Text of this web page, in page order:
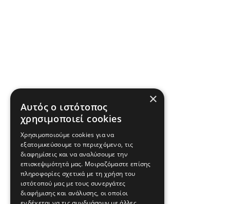
×
Αυτός ο ιστότοπος
χρησιμοποιεί cookies
Χρησιμοποιούμε cookies για να
εξατομικεύσουμε το περιεχόμενο, τις
διαφημίσεις και να αναλύσουμε την
επισκεψιμότητά μας. Μοιραζόμαστε επίσης
πληροφορίες σχετικά με τη χρήση του
ιστότοπού μας με τους συνεργάτες
διαφήμισης και ανάλυσης, οι οποίοι